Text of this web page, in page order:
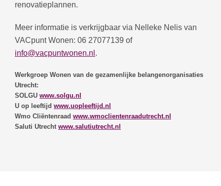
renovatieplannen.
Meer informatie is verkrijgbaar via Nelleke Nelis van
VACpunt Wonen: 06 27077139 of
info@vacpuntwonen.nl .
Werkgroep Wonen van de gezamenlijke belangenorganisaties
Utrecht:
SOLGU www.solgu.nl
U op leeftijd www.uopleeftijd.nl
Wmo Cliëntenraad www.wmoclientenraadutrecht.nl
Saluti Utrecht www.salutiutrecht.nl